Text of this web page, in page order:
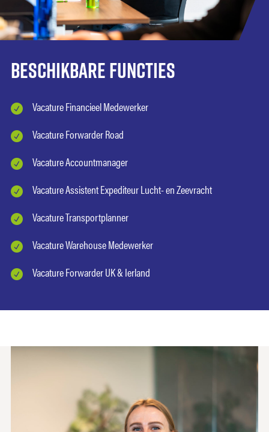
Beschikbare functies
Vacature Financieel Medewerker
Vacature Forwarder Road
Vacature Accountmanager
Vacature Assistent Expediteur Lucht- en Zeevracht
Vacature Transportplanner
Vacature Warehouse Medewerker
Vacature Forwarder UK & Ierland